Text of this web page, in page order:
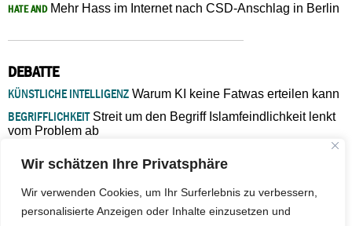
Wir schätzen Ihre Privatsphäre
Wir verwenden Cookies, um Ihr Surferlebnis zu verbessern,
personalisierte Anzeigen oder Inhalte einzusetzen und
HATE ANDMehr Hass im Internet nach CSD-Anschlag in Berlin
DEBATTE
KÜNSTLICHE INTELLIGENZ Warum KI keine Fatwas erteilen kann
BEGRIFFLICHKEITStreit um den Begriff Islamfeindlichkeit lenkt
vom Problem ab
Verantwortung bleibt“
ISLAMISCHE FAKULTÄT IN MÜNSTEREine kritische Schwelle für
die deutsche Religionspolitik